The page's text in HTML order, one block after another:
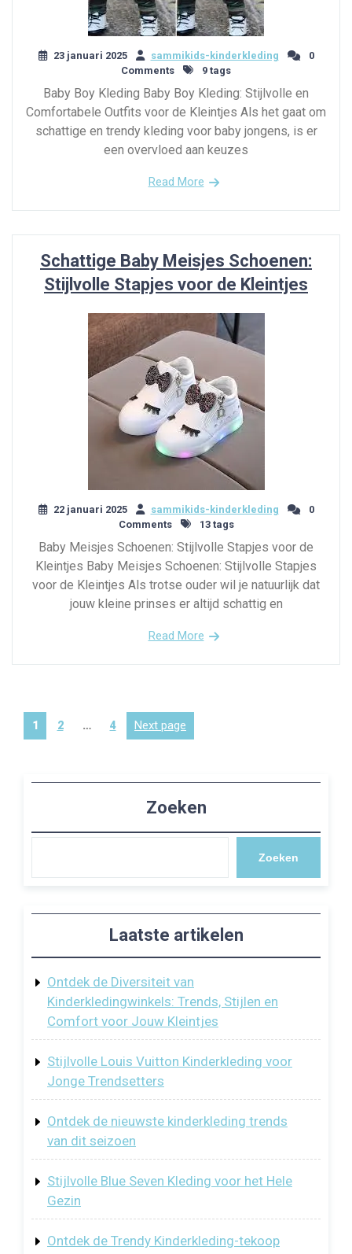
23 januari 2025 sammikids-kinderkleding
0
Comments
9 tags
Baby Boy Kleding Baby Boy Kleding: Stijlvolle en
Comfortabele Outfits voor de Kleintjes Als het gaat om
schattige en trendy kleding voor baby jongens, is er
een overvloed aan keuzes
Read More
Schattige Baby Meisjes Schoenen:
Stijlvolle Stapjes voor de Kleintjes
22 januari 2025 sammikids-kinderkleding
0
Comments
13 tags
Baby Meisjes Schoenen: Stijlvolle Stapjes voor de
Kleintjes Baby Meisjes Schoenen: Stijlvolle Stapjes
voor de Kleintjes Als trotse ouder wil je natuurlijk dat
jouw kleine prinses er altijd schattig en
Read More
Berichten
Page
1 2 … 4 Next page
Zoeken
Zoeken
Laatste artikelen
Ontdek de Diversiteit van
Kinderkledingwinkels: Trends, Stijlen en
Comfort voor Jouw Kleintjes
Stijlvolle Louis Vuitton Kinderkleding voor
Jonge Trendsetters
Ontdek de nieuwste kinderkleding trends
van dit seizoen
Stijlvolle Blue Seven Kleding voor het Hele
Gezin
Ontdek de Trendy Kinderkleding-tekoop